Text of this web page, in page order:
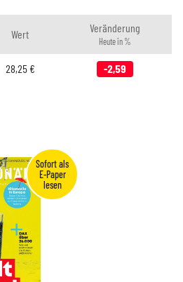
Wert Veränderung
Heute in %
28,25€ -2,59